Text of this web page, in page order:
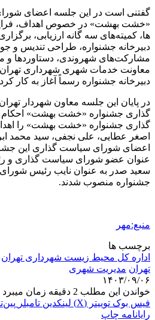
گفتنی است در این جلسه اعضای
«خشت بهشت» در خصوص اهداف،
ها، کمیته‌های سه گانه ارزیابی،
دبیرخانه جشنواره، طراحی تندیس و
مشارکت‌های شهروندی، دستاوردها
معاونت خدمات شهری شهرداری تهران
دبیرخانه جشنواره رسماً آغاز به کار
در پایان این جلسه معاون شهردار
گذاری جشنواره «خشت بهشت»
گذاری جشنواره «خشت بهشت» را
اصغر عطایی، علی نجفی، سید محمد
اعضای شورای سیاست گذاری این
عنوان عضو شورای سیاست گذاری و
سعید صدر به عنوان نایب رئیس
جشنواره منصوب شدند.
منبع:مهر
برچسب ها
اداره کل محیط زیست شهرداری تهران
تهران مدیریت شهری
۱۴۰۳/۰۹/۰۶
خواندن این مطلب 2 دقیقه زمان میبرد
فیس بوک توییتر (X) لینکدین ‫تامبلر
رایانامه چاپ